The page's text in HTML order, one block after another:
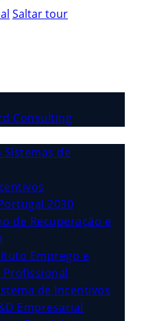
Saltar tour
Consulting
de
2030
de Recuperação e
Emprego e
Profissional
de Incentivos
Empresarial